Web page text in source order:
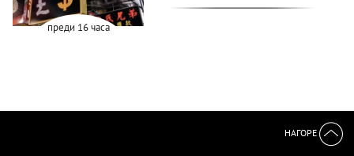
преди 16 часа
НАГОРЕ